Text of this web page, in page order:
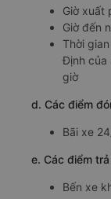
Giờ xuất
Giờ đến
Thời
Định của
giờ
d. Các điểm
Bãi xe
e. Các điểm
Bến xe